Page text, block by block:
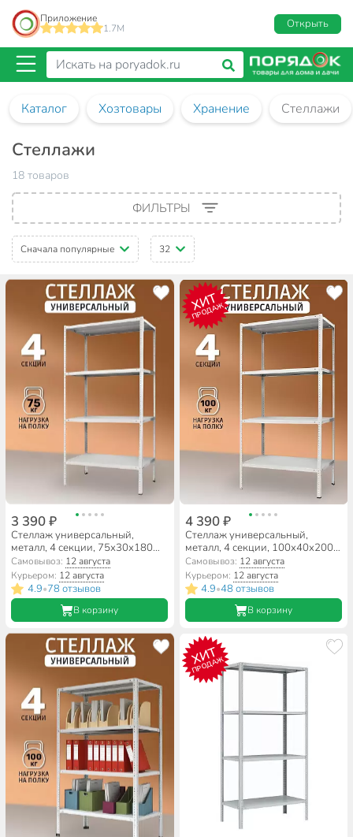
Приложение
1.7M
Открыть
Каталог Хозтовары Хранение Стеллажи
Стеллажи
18 товаров
ФИЛЬТРЫ
Сначала популярные 32
3 390 ₽
Стеллаж универсальный,
металл, 4 секции, 75х30х180
см, ПАКС, МС-183, 2284842
Самовывоз: 12 августа
Курьером: 12 августа
4.9•78 отзывов
В корзину
ХИТ
ПРОДАЖ
4 390 ₽
Стеллаж универсальный,
металл, 4 секции, 100х40х200
см, ПАКС, МС-244/500,
15628693
Самовывоз: 12 августа
Курьером: 12 августа
4.9•48 отзывов
В корзину
ХИТ
ПРОДАЖ